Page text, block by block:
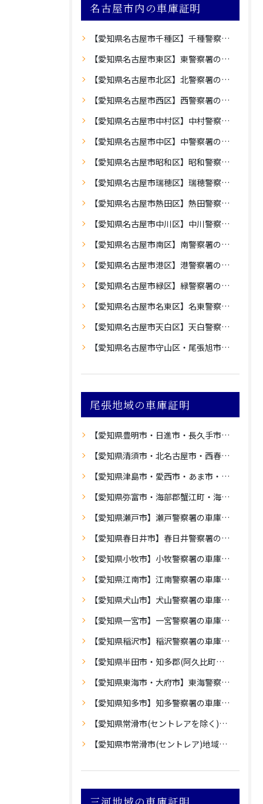
名古屋市内の車庫証明
【愛知県名古屋市千種区】千種警察署の車庫証明
【愛知県名古屋市東区】東警察署の車庫証明
【愛知県名古屋市北区】北警察署の車庫証明
【愛知県名古屋市西区】西警察署の車庫証明
【愛知県名古屋市中村区】中村警察署の車庫証明
【愛知県名古屋市中区】中警察署の車庫証明
【愛知県名古屋市昭和区】昭和警察署の車庫証明
【愛知県名古屋市瑞穂区】瑞穂警察署の車庫証明
【愛知県名古屋市熱田区】熱田警察署の車庫証明
【愛知県名古屋市中川区】中川警察署の車庫証明
【愛知県名古屋市南区】南警察署の車庫証明
【愛知県名古屋市港区】港警察署の車庫証明
【愛知県名古屋市緑区】緑警察署の車庫証明
【愛知県名古屋市名東区】名東警察署の車庫証明
【愛知県名古屋市天白区】天白警察署の車庫証明
【愛知県名古屋市守山区・尾張旭市】守山警察署の車庫証明
尾張地域の車庫証明
【愛知県豊明市・日進市・長久手市・愛知郡東郷町】愛知警察署の車庫証明
【愛知県清須市・北名古屋市・西春日井郡豊山町】西枇杷島警察署の車庫証明
【愛知県津島市・愛西市・あま市・海部郡大治町】津島警察署の車庫証明
【愛知県弥富市・海部郡蟹江町・海部郡飛島村】蟹江警察署の車庫証明
【愛知県瀬戸市】瀬戸警察署の車庫証明
【愛知県春日井市】春日井警察署の車庫証明
【愛知県小牧市】小牧警察署の車庫証明
【愛知県江南市】江南警察署の車庫証明
【愛知県犬山市】犬山警察署の車庫証明
【愛知県一宮市】一宮警察署の車庫証明
【愛知県稲沢市】稲沢警察署の車庫証明
【愛知県半田市・知多郡(阿久比町・武豊町・東浦町・美浜町・南知多町)】半田警察署の車庫証明
【愛知県東海市・大府市】東海警察署の車庫証明
【愛知県知多市】知多警察署の車庫証明
【愛知県常滑市(セントレアを除く)】常滑警察署の車庫証明
【愛知県市常滑市(セントレア)地域】中部空港警察署の車庫証明